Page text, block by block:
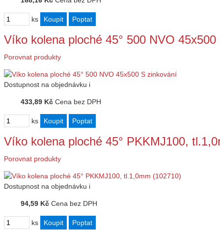
ks
Víko kolena ploché 45° 500 NVO
Porovnat produkty
Dostupnost na objednávku i
433,89 Kč Cena bez DPH
ks
Víko kolena ploché 45° PKKMJ100,
Porovnat produkty
Dostupnost na objednávku i
94,59 Kč Cena bez DPH
ks